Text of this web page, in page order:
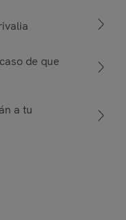
de que
a tu